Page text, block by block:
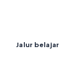
Jalur belajar